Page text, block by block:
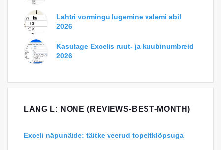
Lahtri vormingu lugemine valemi abil
2026
Kasutage Excelis ruut- ja kuubinumbreid
2026
LANG L: NONE (REVIEWS-BEST-MONTH)
Exceli näpunäide: täitke veerud topeltklõpsuga